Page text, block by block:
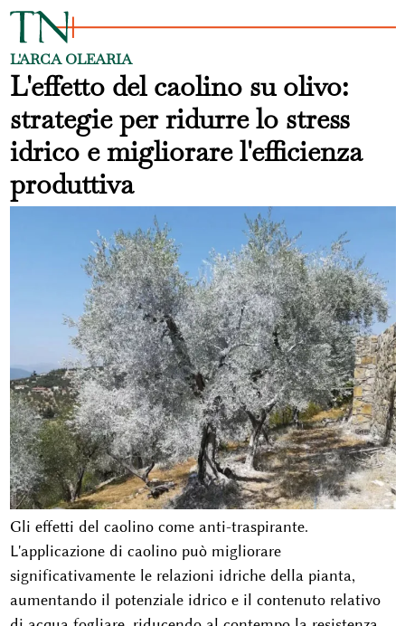
L'ARCA OLEARIA
L'effetto del caolino su olivo:
strategie per ridurre lo stress
idrico e migliorare l'efficienza
produttiva
Gli effetti del caolino come anti-traspirante.
L'applicazione di caolino può migliorare
significativamente le relazioni idriche della pianta,
aumentando il potenziale idrico e il contenuto relativo